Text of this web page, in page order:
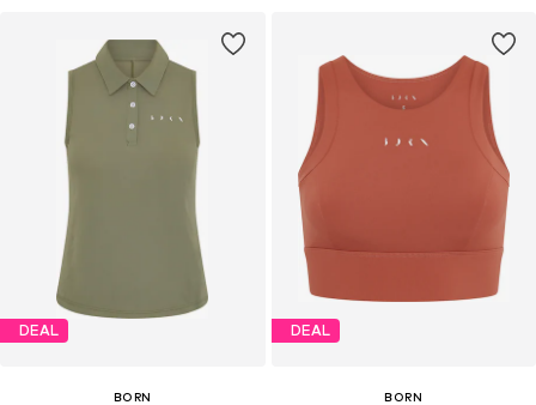
DEAL
BORN
DEAL
BORN